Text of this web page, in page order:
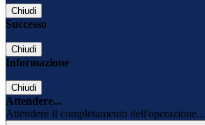
Chiudi
Successo
Chiudi
Informazione
Chiudi
Attendere...
Attendere il completamento dell'operazione...